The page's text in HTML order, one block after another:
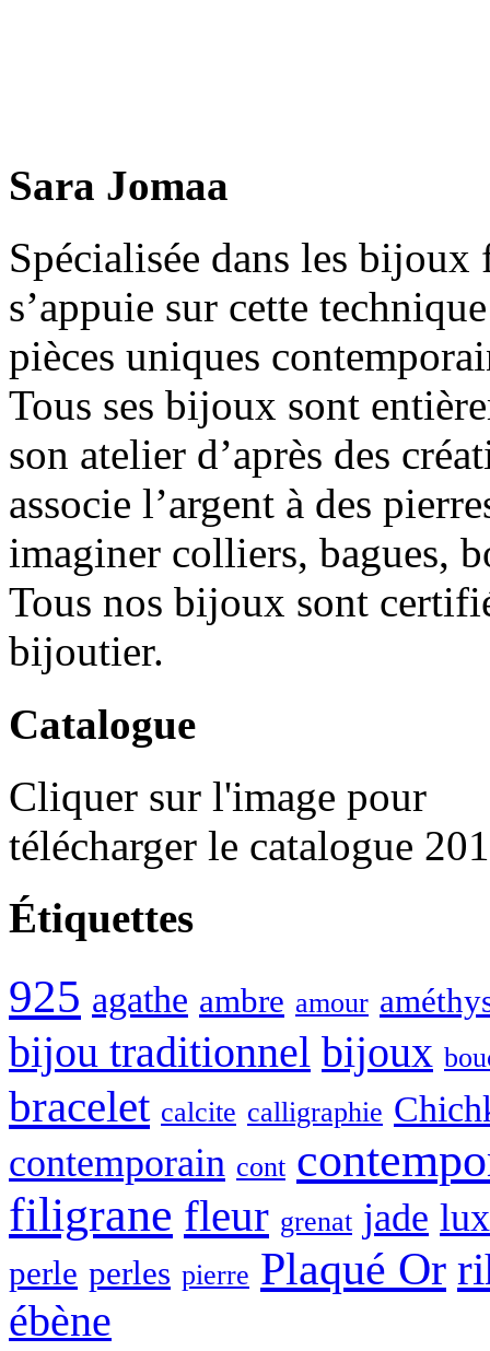
Sara Jomaa
Spécialisée dans les bijoux
s’appuie sur cette
pièces uniques
Tous ses bijoux sont
son atelier d’après des
associe l’argent à des
imaginer colliers, bagues,
Tous nos bijoux sont
bijoutier.
Catalogue
Cliquer sur l'image pour
télécharger le catalogue
Étiquettes
925 agathe ambre amour
bijou traditionnel bijoux
bracelet calcite calligraphie
contemporain cont
filigrane fleur grenat jade
perle perles pierre Plaqué Or
ébène